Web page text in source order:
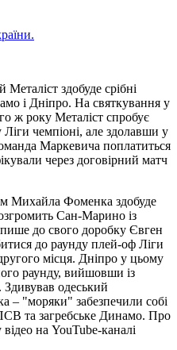
здобуде срібні
і Дніпро. На святкування у
ж року Металіст спробує
чемпіоні, але здолавши у
Маркевича поплатиться
через договірний матч
Михайла Фоменка здобуде
Сан-Марино із
до свого доробку Євген
до раунду плей-оф Ліги
місця. Дніпро у цьому
раунду, вийшовши із
Здивував одеський
– "моряки" забезпечили собі
та загребське Динамо. Про
на YouTube-каналі